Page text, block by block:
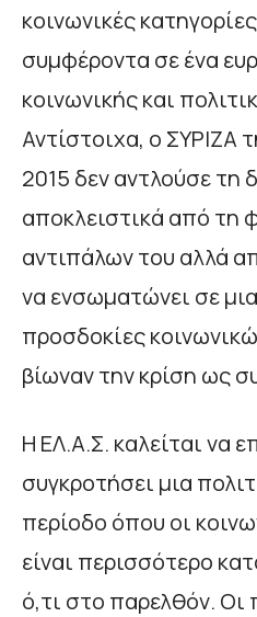
κοινωνικές
συμφέροντα σε ένα
κοινωνικής και
Αντίστοιχα, ο ΣΥΡΙΖΑ
2015 δεν αντλούσε τη
αποκλειστικά από τη
αντιπάλων του αλλά
να ενσωματώνει σε
προσδοκίες
βίωναν την κρίση ως
Η ΕΛ.Α.Σ. καλείται να
συγκροτήσει μια
περίοδο όπου οι
είναι περισσότερο
ό,τι στο παρελθόν. Οι